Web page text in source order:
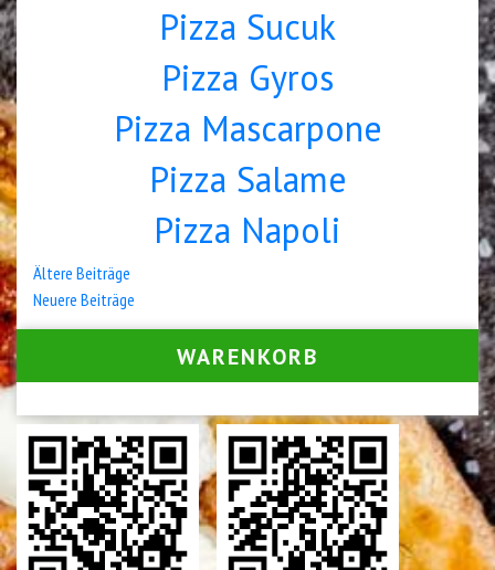
Pizza Sucuk
Pizza Gyros
Pizza Mascarpone
Pizza Salame
Pizza Napoli
Beitrags-
Navigation
Ältere Beiträge
Neuere Beiträge
WARENKORB